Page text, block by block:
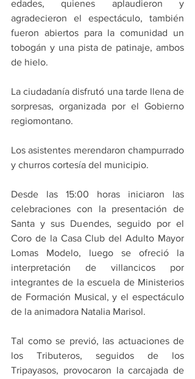
edades, quienes aplaudieron y
agradecieron el espectáculo, también
fueron abiertos para la comunidad un
tobogán y una pista de patinaje, ambos
de hielo.
La ciudadanía disfrutó una tarde llena de
sorpresas, organizada por el Gobierno
regiomontano.
Los asistentes merendaron champurrado
y churros cortesía del municipio.
Desde las 15:00 horas iniciaron las
celebraciones con la presentación de
Santa y sus Duendes, seguido por el
Coro de la Casa Club del Adulto Mayor
Lomas Modelo, luego se ofreció la
interpretación de villancicos por
integrantes de la escuela de Ministerios
de Formación Musical, y el espectáculo
de la animadora Natalia Marisol.
Tal como se previó, las actuaciones de
los Tributeros, seguidos de los
Tripayasos, provocaron la carcajada de